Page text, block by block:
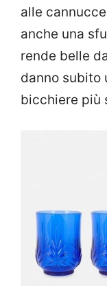
alle
anche una
rende belle
danno subito
bicchiere più